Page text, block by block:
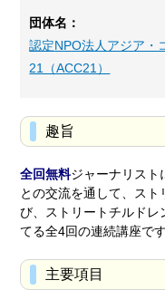
団体名：
認定NPO法人アジア・
21（ACC21）
趣旨
全回無料ジャーナリスト
との交流を通して、ス
び、ストリートチルドレ
てる全4回の連続講座です
主要項目